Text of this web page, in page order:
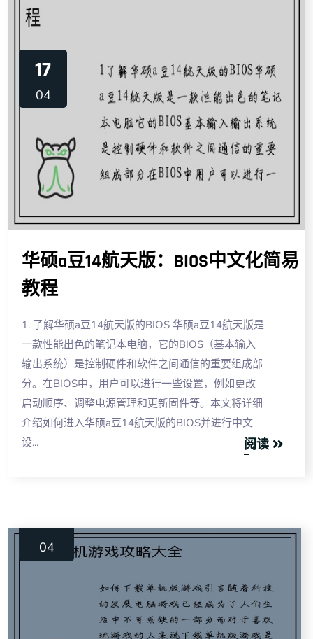
17
04
华硕a豆14航天版：BIOS中文化简易
教程
1. 了解华硕a豆14航天版的BIOS 华硕a豆14航天版是
一款性能出色的笔记本电脑，它的BIOS（基本输入
输出系统）是控制硬件和软件之间通信的重要组成部
分。在BIOS中，用户可以进行一些设置，例如更改
启动顺序、调整电源管理和更新固件等。本文将详细
介绍如何进入华硕a豆14航天版的BIOS并进行中文
设...
阅读
12
04